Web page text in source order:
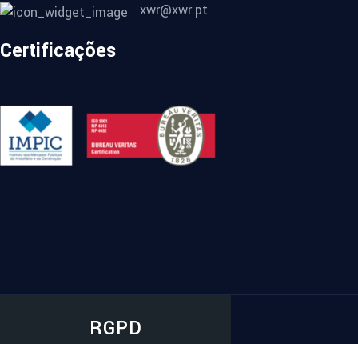
xwr@xwr.pt
Certificações
RGPD